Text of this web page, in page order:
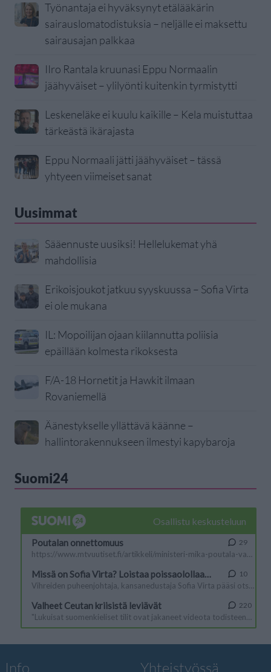
Työnantaja ei hyväksynyt etälääkärin
sairauslomatodistuksia – neljälle ei maksettu
sairausajan palkkaa
IIro Rantala kruunasi Eppu Normaalin
jäähyväiset – ylilyönti kuitenkin tyrmistytti
Leskeneläke ei kuulu kaikille – Kela muistuttaa
tärkeästä ikärajasta
Eppu Normaali jätti jäähyväiset – tässä
yhtyeen viimeiset sanat
Uusimmat
Sääennuste uusiksi! Hellelukemat yhä
mahdollisia
Erikoisjoukot jatkuu syyskuussa – Sofia Virta
ei ole mukana
IL: Mopoilijan ojaan kiilannutta poliisia
epäillään kolmesta rikoksesta
F/A-18 Hornetit ja Hawkit ilmaan
Rovaniemellä
Äänestykselle yllättävä käänne –
hallintorakennukseen ilmestyi kapybaroja
Suomi24
Info Yhteistyössä